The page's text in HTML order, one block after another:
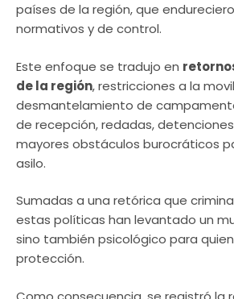
países de la región, que
normativos y de control.
Este enfoque se tradujo en
de la región, restricciones a la
desmantelamiento de
de recepción, redadas,
mayores obstáculos burocráticos
asilo.
Sumadas a una retórica que
estas políticas han levantado un
sino también psicológico para
protección.